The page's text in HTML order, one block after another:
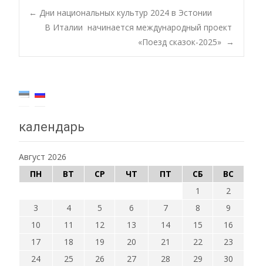
Post
navigation
← Дни национальных культур 2024 в Эстонии
В Италии начинается международный проект
«Поезд сказок-2025» →
календарь
Август 2026
ПН
ВТ СР ЧТ ПТ СБ
ВС
1
2
3
4 5 6 7 8
9
10
11 12 13 14 15
16
17
18 19 20 21 22
23
24
25 26 27 28 29
30